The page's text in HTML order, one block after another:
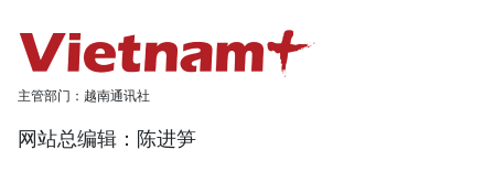
主管部门：越南通讯社
网站总编辑：陈进笋